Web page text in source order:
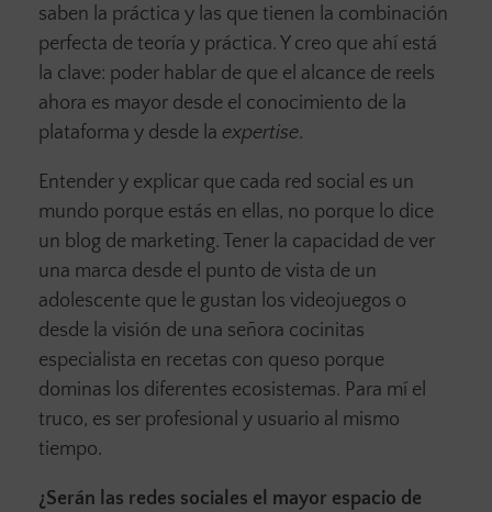
saben la práctica y las que tienen la combinación
perfecta de teoría y práctica. Y creo que ahí está
la clave: poder hablar de que el alcance de reels
ahora es mayor desde el conocimiento de la
plataforma y desde la expertise.
Entender y explicar que cada red social es un
mundo porque estás en ellas, no porque lo dice
un blog de marketing. Tener la capacidad de ver
una marca desde el punto de vista de un
adolescente que le gustan los videojuegos o
desde la visión de una señora cocinitas
especialista en recetas con queso porque
dominas los diferentes ecosistemas. Para mí el
truco, es ser profesional y usuario al mismo
tiempo.
¿Serán las redes sociales el mayor espacio de